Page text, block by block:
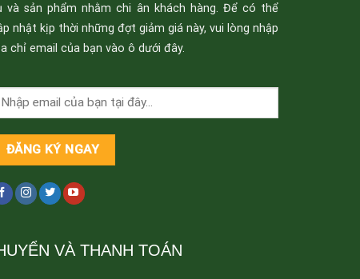
và sản phẩm nhằm chi ân khách hàng. Để có thể
nhật kịp thời những đợt giảm giá này, vui lòng nhập
chỉ email của bạn vào ô dưới đây.
VÀ THANH TOÁN